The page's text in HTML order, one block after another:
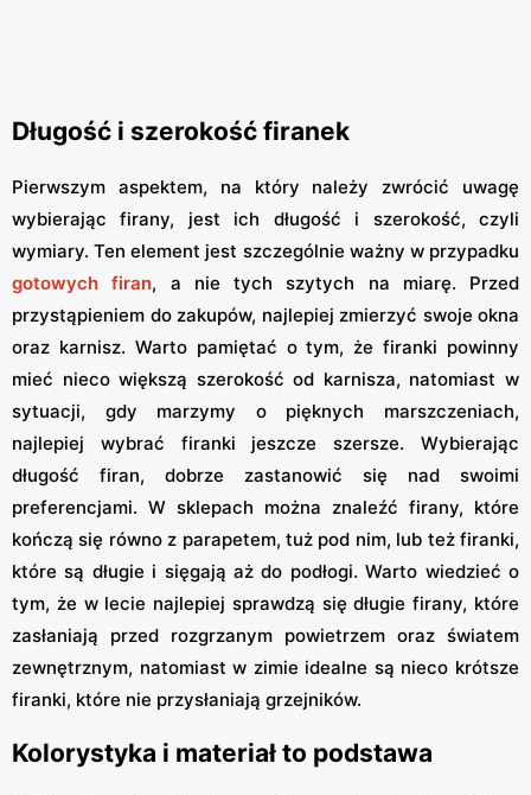
Długość i szerokość firanek
Pierwszym aspektem, na który należy zwrócić uwagę
wybierając firany, jest ich długość i szerokość, czyli
wymiary. Ten element jest szczególnie ważny w przypadku
gotowych firan, a nie tych szytych na miarę. Przed
przystąpieniem do zakupów, najlepiej zmierzyć swoje okna
oraz karnisz. Warto pamiętać o tym, że firanki powinny
mieć nieco większą szerokość od karnisza, natomiast w
sytuacji, gdy marzymy o pięknych marszczeniach,
najlepiej wybrać firanki jeszcze szersze. Wybierając
długość firan, dobrze zastanowić się nad swoimi
preferencjami. W sklepach można znaleźć firany, które
kończą się równo z parapetem, tuż pod nim, lub też firanki,
które są długie i sięgają aż do podłogi. Warto wiedzieć o
tym, że w lecie najlepiej sprawdzą się długie firany, które
zasłaniają przed rozgrzanym powietrzem oraz światem
zewnętrznym, natomiast w zimie idealne są nieco krótsze
firanki, które nie przysłaniają grzejników.
Kolorystyka i materiał to podstawa